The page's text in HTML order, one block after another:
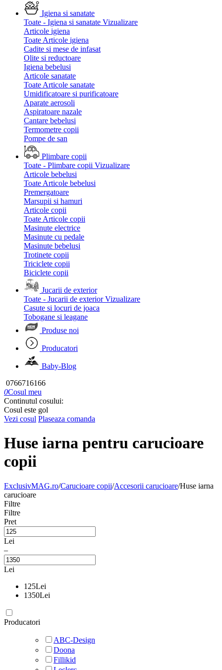
Igiena si sanatate
Toate - Igiena si sanatate Vizualizare
Articole igiena
Toate Articole igiena
Cadite si mese de infasat
Olite si reductoare
Igiena bebelusi
Articole sanatate
Toate Articole sanatate
Umidificatoare si purificatoare
Aparate aerosoli
Aspiratoare nazale
Cantare bebelusi
Termometre copii
Pompe de san
Plimbare copii
Toate - Plimbare copii Vizualizare
Articole bebelusi
Toate Articole bebelusi
Premergatoare
Marsupii si hamuri
Articole copii
Toate Articole copii
Masinute electrice
Masinute cu pedale
Masinute bebelusi
Trotinete copii
Triciclete copii
Biciclete copii
Jucarii de exterior
Toate - Jucarii de exterior Vizualizare
Casute si locuri de joaca
Tobogane si leagane
Produse noi
Producatori
Baby-Blog
0766716166
0Cosul meu
Continutul cosului:
Cosul este gol
Vezi cosul Plaseaza comanda
Huse iarna pentru carucioare
copii
ExclusivMAG.ro/Carucioare copii/Accesorii carucioare/Huse iarna
carucioare
Filtre
Filtre
Pret
Lei
–
Lei
125Lei
1350Lei
Producatori
ABC-Design
Doona
Fillikid